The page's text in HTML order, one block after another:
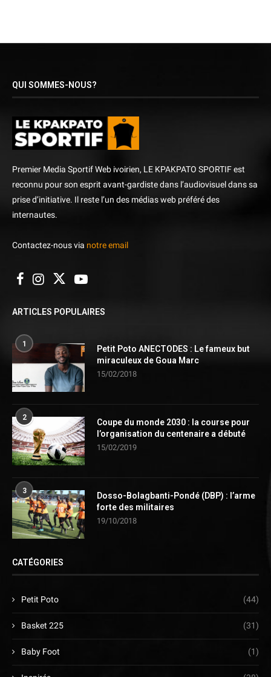
QUI SOMMES-NOUS?
Premier Media Sportif Web ivoirien, LE KPAKPATO SPORTIF est
reconnu pour son esprit avant-gardiste dans l’audiovisuel dans sa
prise d’initiative. Il reste l’un des médias web préféré des
internautes.
Contactez-nous via notre email
ARTICLES POPULAIRES
1
Petit Poto ANECTODES : Le fameux but
miraculeux de Goua Marc
15/02/2018
2
Coupe du monde 2030 : la course pour
l’organisation du centenaire a débuté
15/02/2019
3
Dosso-Bolagbanti-Pondé (DBP) : l’arme
forte des militaires
19/10/2018
CATÉGORIES
Petit Poto (44)
Basket 225 (31)
Baby Foot (1)